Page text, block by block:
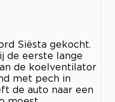
Siësta gekocht.
de eerste lange
de koelventilator
met pech in
de auto naar een